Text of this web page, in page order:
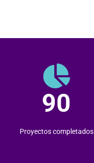
90
Proyectos completados